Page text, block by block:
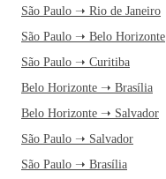
São Paulo ➝ Rio de Janeiro
São Paulo ➝ Belo Horizonte
São Paulo ➝ Curitiba
Belo Horizonte ➝ Brasília
Belo Horizonte ➝ Salvador
São Paulo ➝ Salvador
São Paulo ➝ Brasília